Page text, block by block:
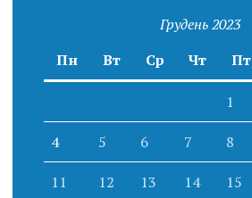
Грудень 2023
Пн
Вт Ср Чт Пт
1
4 5 6 7 8
11 12 13 14 15